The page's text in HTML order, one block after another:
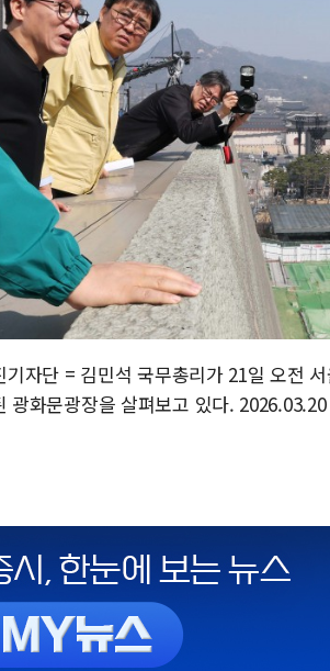
자단 = 김민석 국무총리가 21일 오전
광화문광장을 살펴보고 있다.